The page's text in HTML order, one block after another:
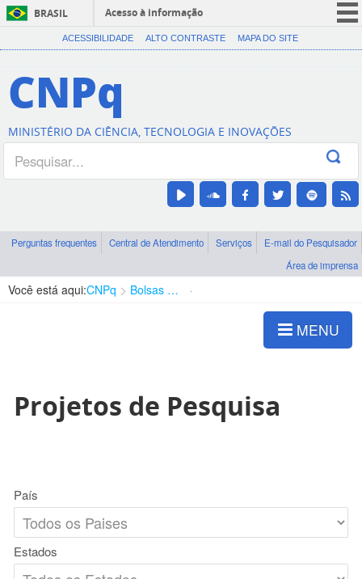
BRASIL
Acesso à informação
CORONAVÍRUS (COVID-19)
Canais
ACESSIBILIDADE ALTO CONTRASTE MAPA DO SITE
CNPq
MINISTÉRIO DA CIÊNCIA, TECNOLOGIA E INOVAÇÕES
Perguntas frequentes Central de Atendimento Serviços
E-mail do Pesquisador
Área de imprensa
Você está aqui:CNPq Bolsas e Auxílios Vigentes
MENU
Projetos de Pesquisa
País
Estados